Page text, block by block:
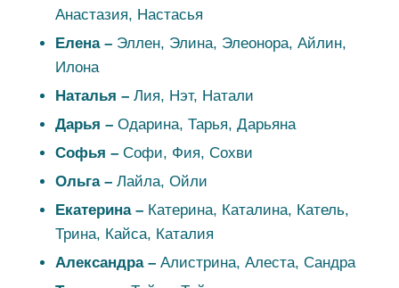
Анастазия, Настасья
Елена – Эллен, Элина, Элеонора, Айлин,
Илона
Наталья – Лия, Нэт, Натали
Дарья – Одарина, Тарья, Дарьяна
Софья – Софи, Фия, Сохви
Ольга – Лайла, Ойли
Екатерина – Катерина, Каталина, Катель,
Трина, Кайса, Каталия
Александра – Алистрина, Алеста, Сандра